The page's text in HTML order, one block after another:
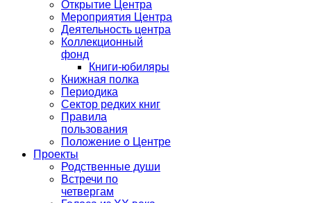
Открытие Центра
Мероприятия Центра
Деятельность центра
Коллекционный
фонд
Книги-юбиляры
Книжная полка
Периодика
Сектор редких книг
Правила
пользования
Положение о Центре
Проекты
Родственные души
Встречи по
четвергам